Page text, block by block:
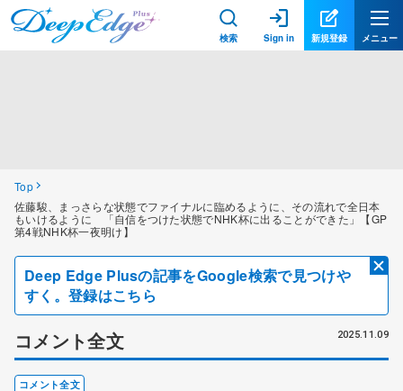
検索 Sign in 新規登録 メニュー
Top
佐藤駿、まっさらな状態でファイナルに臨めるように、その流れで全日本
もいけるように 「自信をつけた状態でNHK杯に出ることができた」【GP
第4戦NHK杯一夜明け】
Deep Edge Plusの記事をGoogle検索で見つけや
すく。登録はこちら
コメント全文 2025.11.09
コメント全文